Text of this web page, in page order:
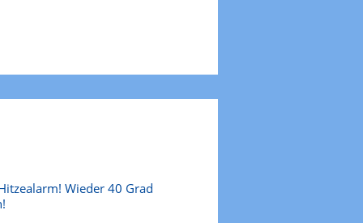
Wieder 40 Grad